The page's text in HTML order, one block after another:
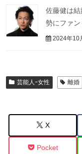
佐藤健は
勢にファン
2024年10
芸能人ｰ女性 離婚
X
Pocket